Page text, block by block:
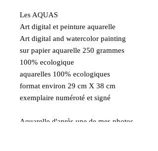
Les AQUAS
Art digital et peinture aquarelle
Art digital and watercolor painting
sur papier aquarelle 250 grammes
100% ecologique
aquarelles 100% ecologiques
format environ 29 cm X 38 cm
exemplaire numéroté et signé
Aquarelle d'après une de mes photos